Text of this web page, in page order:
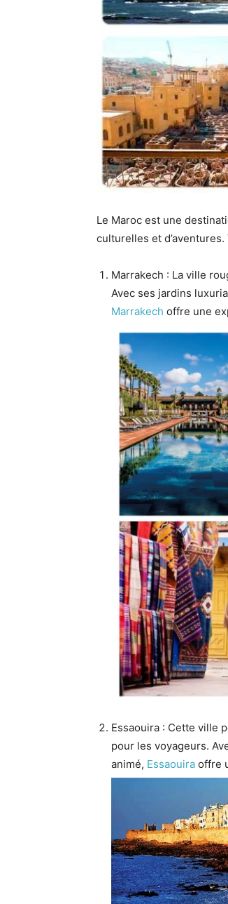
Le Maroc est une
culturelles et
Marrakech : La ville
Avec ses jardins
Marrakech offre une
Essaouira : Cette ville
pour les voyageurs.
animé, Essaouira offre